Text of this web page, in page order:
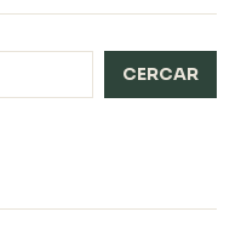
CERCAR